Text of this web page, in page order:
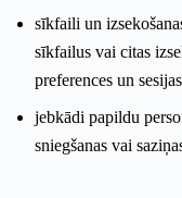
sīkfaili un
sīkfailus vai citas
preferences un
jebkādi papildu
sniegšanas vai